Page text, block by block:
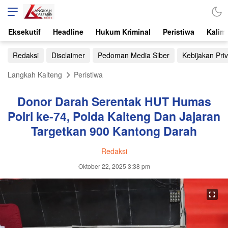
Eksekutif Headline Hukum Kriminal Peristiwa
Redaksi Disclaimer Pedoman Media Siber
Kebijakan
Langkah Kalteng
Peristiwa
Donor Darah Serentak HUT Humas
Polri ke-74, Polda Kalteng Dan Jajaran
Targetkan 900 Kantong Darah
Redaksi
Oktober 22, 2025 3:38 pm